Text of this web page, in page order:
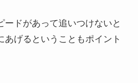
ードがあって追いつけないと
あげるということもポイント